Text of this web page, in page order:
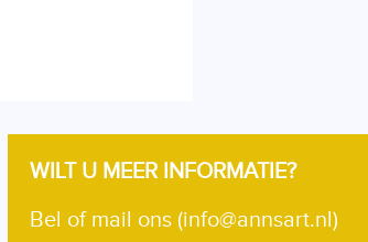
WILT U MEER INFORMATIE?
Bel of mail ons (info@annsart.nl)